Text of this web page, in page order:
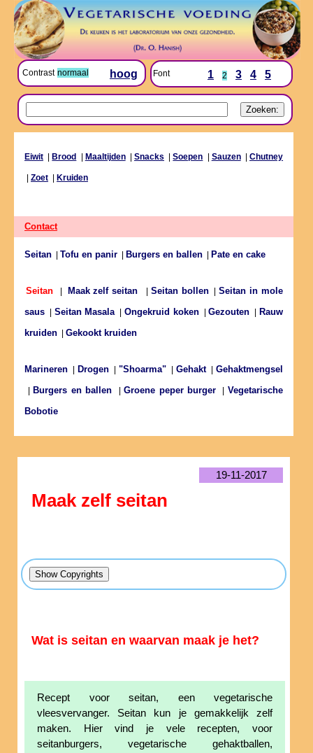
Contrast normaal hoog Font 1 2 3 4 5
Eiwit Brood Maaltijden|Snacks |Soepen Sauzen|Chutney
Zoet Kruiden
Contact
Seitan Tofu en panir Burgers en ballen Pate en cake
Seitan Maak zelf seitan Seitan bollen|Seitan in mole
saus
Seitan Masala|Ongekruid koken|Gezouten
Rauw
kruiden
Gekookt kruiden
Marineren Drogen "Shoarma" Gehakt|Gehaktmengsel
Burgers en ballen |Groene peper burger |Vegetarische
Bobotie
19-11-2017
Maak zelf seitan
Wat is seitan en waarvan maak je het?
Recept voor seitan, een vegetarische
vleesvervanger. Seitan kun je gemakkelijk zelf
maken. Hier vind je vele recepten, voor
seitanburgers, vegetarische gehaktballen,